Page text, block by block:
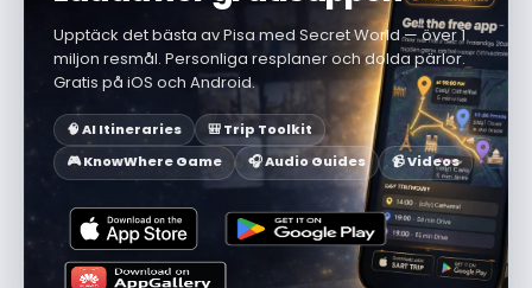
Upptäck det bästa av Pisa med Secret World — över 1
miljon resmål. Personliga resplaner och dolda pärlor.
Gratis på iOS och Android.
🧠 AI Itineraries
🎒 Trip Toolkit
🎮 KnowWhere Game
🎧 Audio Guides 📹 Videos